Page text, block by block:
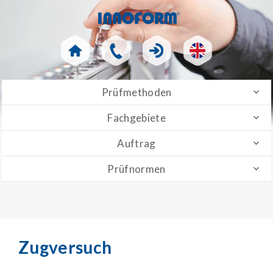
Prüfmethoden
Fachgebiete
Auftrag
Prüfnormen
Zugversuch